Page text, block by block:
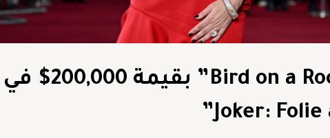
إطلالة ليدي غاغا ببروش “Bird on a Rock” بقيمة 200,000$ في